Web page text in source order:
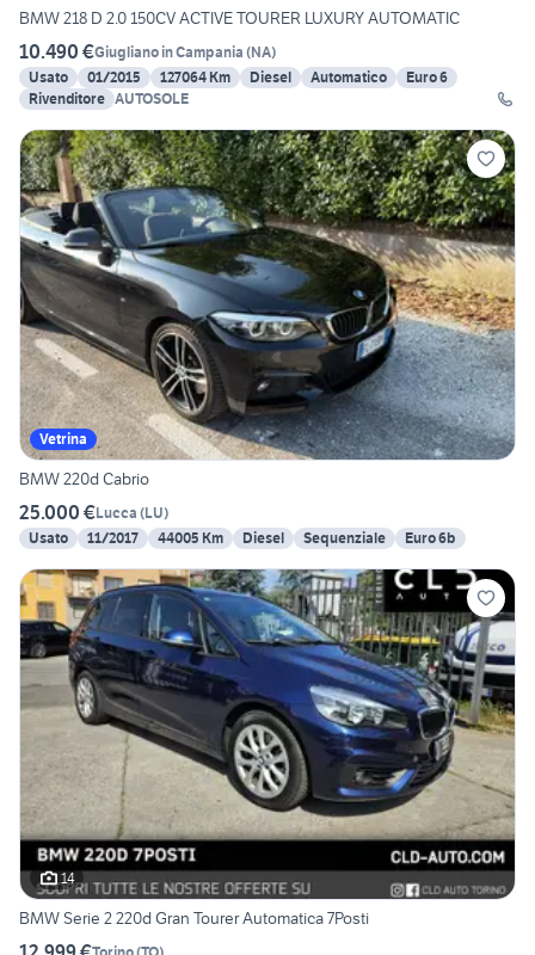
BMW 218 D 2.0 150CV ACTIVE TOURER LUXURY AUTOMATIC
10.490 €Giugliano in Campania (NA)
Usato
01/2015 127064 Km Diesel Automatico
Euro 6
Rivenditore AUTOSOLE
Vetrina
BMW 220d Cabrio
25.000 €Lucca (LU)
Usato
11/2017 44005 Km Diesel Sequenziale Euro 6b
14
BMW Serie 2 220d Gran Tourer Automatica 7Posti